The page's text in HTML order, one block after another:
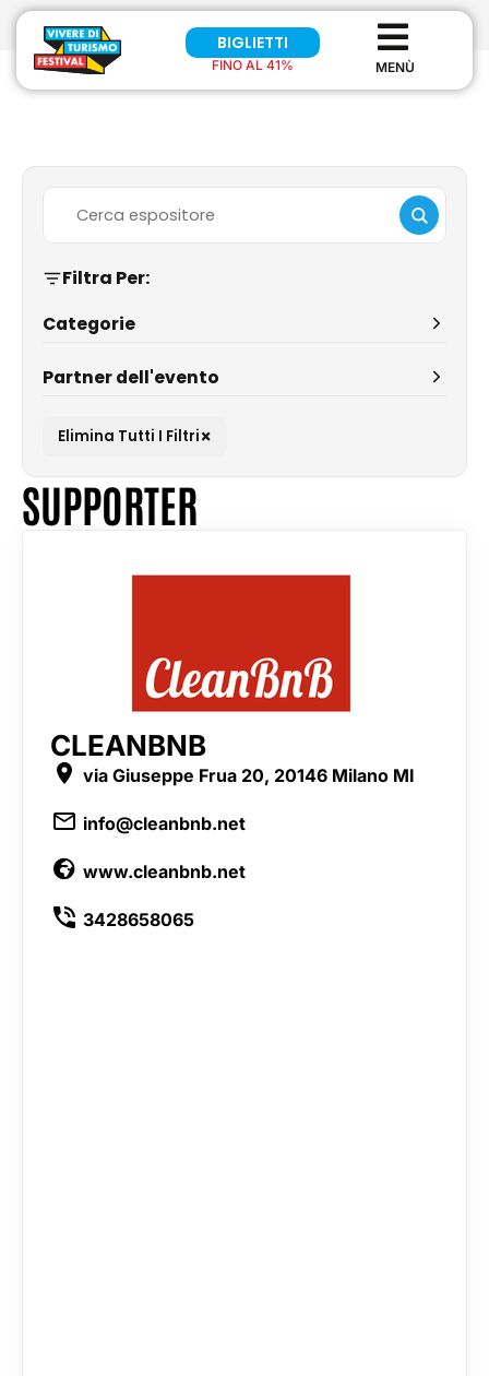
BIGLIETTI
FINO AL 41%
Filtra Per:
Categorie
Partner dell'evento
Elimina Tutti I Filtri×
SUPPORTER
CLEANBNB
via Giuseppe Frua 20, 20146 Milano MI
info@cleanbnb.net
www.cleanbnb.net
3428658065